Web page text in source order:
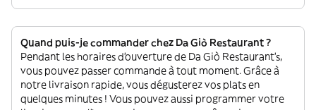
Quand puis-je commander chez Da Giò Restaurant ?
Pendant les horaires d'ouverture de Da Giò Restaurant’s,
vous pouvez passer commande à tout moment. Grâce à
notre livraison rapide, vous dégusterez vos plats en
quelques minutes ! Vous pouvez aussi programmer votre